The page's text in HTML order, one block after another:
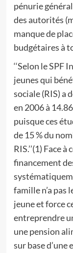
pénurie
des autorités
manque de
budgétaires à
‘‘Selon le SPF
jeunes qui
sociale (RIS) a
en 2006 à
puisque ces
de 15 % du
RIS.’’(1) Face
financement
famille n’a pas
jeune et force
entreprendre
une pension
sur base d’une